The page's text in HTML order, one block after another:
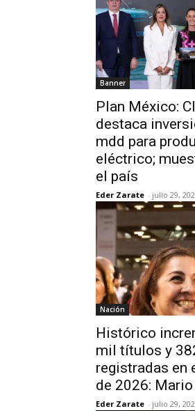
Banner
Plan México:
destaca
mdd para
eléctrico;
el país
Eder Zarate - julio 29,
Nación
Histórico
mil títulos y
registradas en
de 2026:
Eder Zarate - julio 29,